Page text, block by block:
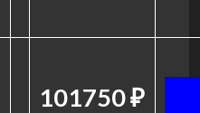
101750 ₽